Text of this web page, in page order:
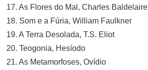
17. As Flores do Mal, Charles Baldelaire
18. Som e a Fúria, William Faulkner
19. A Terra Desolada, T.S. Eliot
20. Teogonia, Hesíodo
21. As Metamorfoses, Ovídio